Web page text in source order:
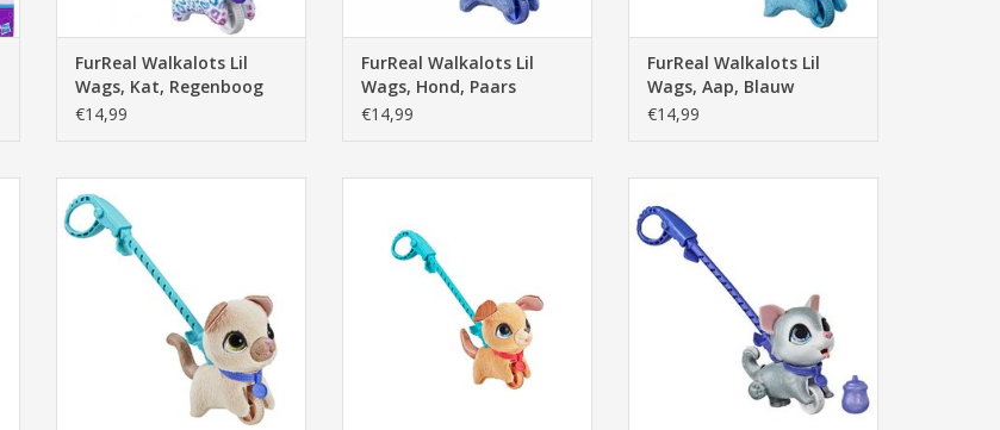
FurReal Walkalots Lil
Wags, Kat, Regenboog
€14,99
FurReal Walkalots Lil
Wags, Hond, Paars
€14,99
FurReal Walkalots Lil
Wags, Aap, Blauw
€14,99
FurReal Walkalots Lil Wags, Kitty,